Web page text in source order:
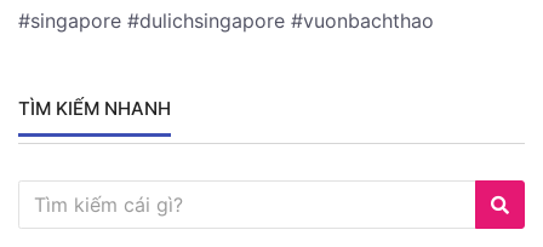
#singapore #dulichsingapore #vuonbachthao
TÌM KIẾM NHANH